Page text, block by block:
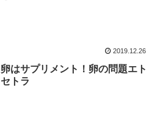
2019.12.26
卵はサプリメント！卵の問題エト
セトラ